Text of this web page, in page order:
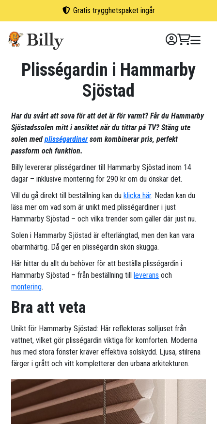
Gratis trygghetspaket ingår
Plisségardin i Hammarby
Sjöstad
Har du svårt att sova för att det är för varmt? Får du Hammarby
Sjöstadssolen mitt i ansiktet när du tittar på TV? Stäng ute
solen medplisségardinersom kombinerar pris, perfekt
passform och funktion.
Billy levererar plisségardiner till Hammarby Sjöstad inom 14
dagar – inklusive montering för 290 kr om du önskar det.
Vill du gå direkt till beställning kan duklicka här. Nedan kan du
läsa mer om vad som är unikt med plisségardiner i just
Hammarby Sjöstad – och vilka trender som gäller där just nu.
Solen i Hammarby Sjöstad är efterlängtad, men den kan vara
obarmhärtig. Då ger en plisségardin skön skugga.
Här hittar du allt du behöver för att beställa plisségardin i
Hammarby Sjöstad – från beställning tillleverans och
montering.
Bra att veta
Unikt för Hammarby Sjöstad: Här reflekteras solljuset från
vattnet, vilket gör plisségardin viktiga för komforten. Moderna
hus med stora fönster kräver effektiva solskydd. Ljusa, stilrena
färger i grått och vitt kompletterar den urbana arkitekturen.